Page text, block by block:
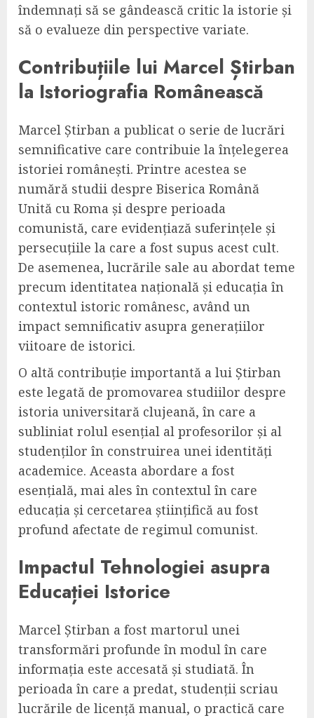
îndemnați să se gândească critic la istorie și
să o evalueze din perspective variate.
Contribuțiile lui Marcel Știrban
la Istoriografia Românească
Marcel Știrban a publicat o serie de lucrări
semnificative care contribuie la înțelegerea
istoriei românești. Printre acestea se
numără studii despre Biserica Română
Unită cu Roma și despre perioada
comunistă, care evidențiază suferințele și
persecuțiile la care a fost supus acest cult.
De asemenea, lucrările sale au abordat teme
precum identitatea națională și educația în
contextul istoric românesc, având un
impact semnificativ asupra generațiilor
viitoare de istorici.
O altă contribuție importantă a lui Știrban
este legată de promovarea studiilor despre
istoria universitară clujeană, în care a
subliniat rolul esențial al profesorilor și al
studenților în construirea unei identități
academice. Aceasta abordare a fost
esențială, mai ales în contextul în care
educația și cercetarea științifică au fost
profund afectate de regimul comunist.
Impactul Tehnologiei asupra
Educației Istorice
Marcel Știrban a fost martorul unei
transformări profunde în modul în care
informația este accesată și studiată. În
perioada în care a predat, studenții scriau
lucrările de licență manual, o practică care